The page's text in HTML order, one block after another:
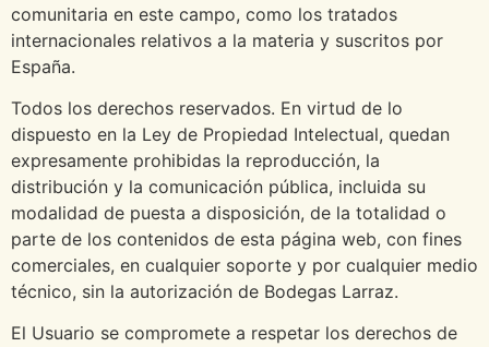
comunitaria en este campo, como los tratados
internacionales relativos a la materia y suscritos por
España.
Todos los derechos reservados. En virtud de lo
dispuesto en la Ley de Propiedad Intelectual, quedan
expresamente prohibidas la reproducción, la
distribución y la comunicación pública, incluida su
modalidad de puesta a disposición, de la totalidad o
parte de los contenidos de esta página web, con fines
comerciales, en cualquier soporte y por cualquier medio
técnico, sin la autorización de Bodegas Larraz.
El Usuario se compromete a respetar los derechos de